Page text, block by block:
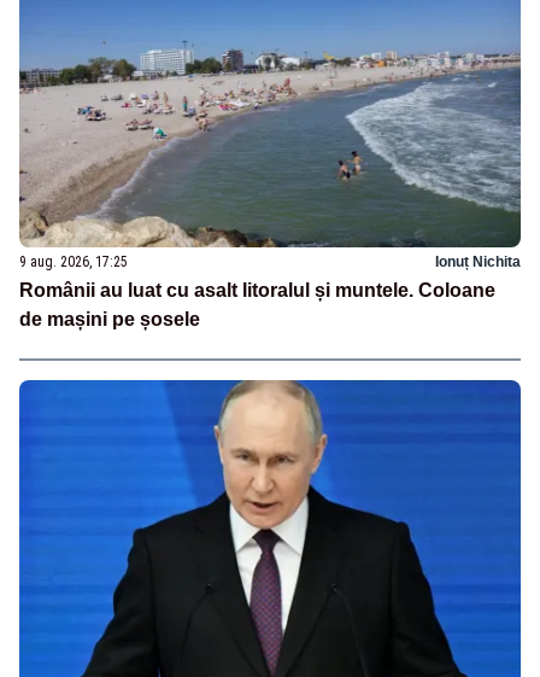
9 aug. 2026, 17:25 Ionuț Nichita
Românii au luat cu asalt litoralul și muntele. Coloane
de mașini pe șosele